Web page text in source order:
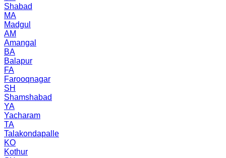
Shabad
MA
Madgul
AM
Amangal
BA
Balapur
FA
Farooqnagar
SH
Shamshabad
YA
Yacharam
TA
Talakondapalle
KO
Kothur